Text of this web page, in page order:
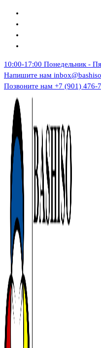
Перейти
содержимому
10:00-17:00 Понедельник -
Напишите нам
Позвоните нам +7 (901) 476-